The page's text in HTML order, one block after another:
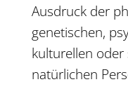
Ausdruck der
genetischen,
kulturellen
natürlichen